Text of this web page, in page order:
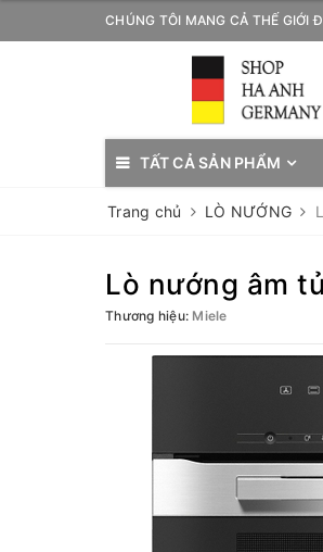
CHÚNG TÔI MANG CẢ THẾ GIỚI
TẤT CẢ SẢN PHẨM
Trang chủ LÒ NƯỚNG
Lò nướng âm
Thương hiệu: Miele